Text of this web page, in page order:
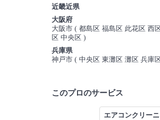
近畿近県
大阪府
大阪市 ( 都島区 福島区 此花区 西
区 中央区 )
兵庫県
神戸市 ( 中央区 東灘区 灘区 兵庫
このプロのサービス
エアコンクリー